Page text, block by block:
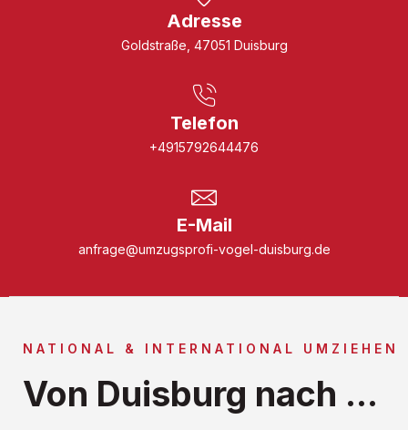
Adresse
Goldstraße, 47051 Duisburg
Telefon
+4915792644476
E-Mail
anfrage@umzugsprofi-vogel-duisburg.de
NATIONAL & INTERNATIONAL UMZIEHEN
Von Duisburg nach ...